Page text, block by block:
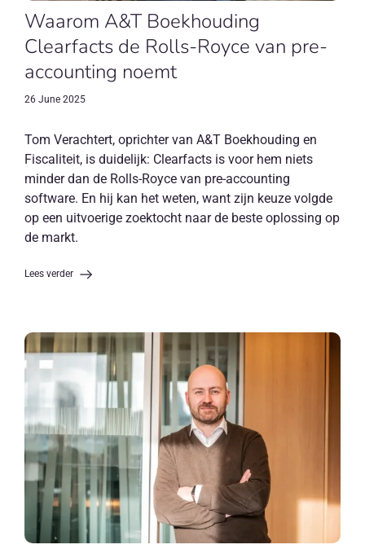
Waarom A&T Boekhouding
Clearfacts de Rolls-Royce van pre-
accounting noemt
26 June 2025
Tom Verachtert, oprichter van A&T Boekhouding en
Fiscaliteit, is duidelijk: Clearfacts is voor hem niets
minder dan de Rolls-Royce van pre-accounting
software. En hij kan het weten, want zijn keuze volgde
op een uitvoerige zoektocht naar de beste oplossing op
de markt.
Lees verder